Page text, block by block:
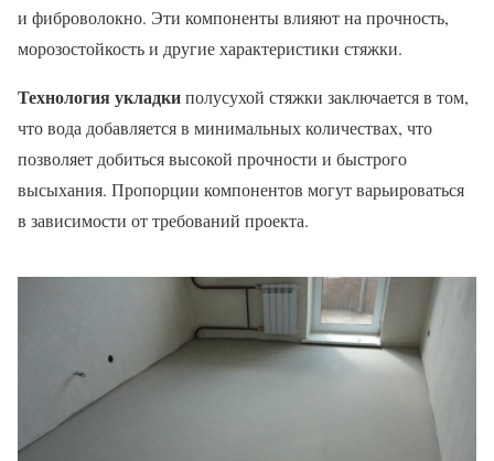
и фиброволокно. Эти компоненты влияют на прочность,
морозостойкость и другие характеристики стяжки.
Технология укладкиполусухой стяжки заключается в том,
что вода добавляется в минимальных количествах, что
позволяет добиться высокой прочности и быстрого
высыхания. Пропорции компонентов могут варьироваться
в зависимости от требований проекта.